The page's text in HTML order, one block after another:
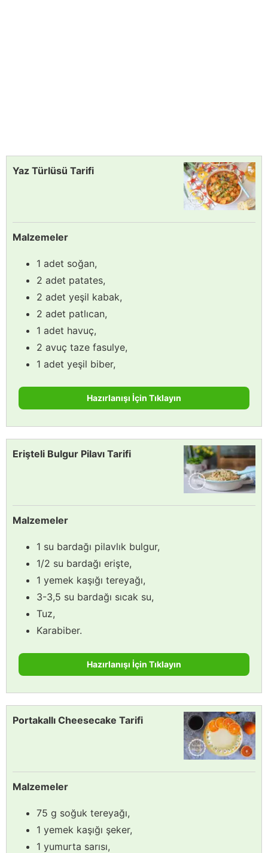
Yaz Türlüsü Tarifi
Malzemeler
1 adet soğan,
2 adet patates,
2 adet yeşil kabak,
2 adet patlıcan,
1 adet havuç,
2 avuç taze fasulye,
1 adet yeşil biber,
Hazırlanışı İçin Tıklayın
Erişteli Bulgur Pilavı Tarifi
Malzemeler
1 su bardağı pilavlık bulgur,
1/2 su bardağı erişte,
1 yemek kaşığı tereyağı,
3-3,5 su bardağı sıcak su,
Tuz,
Karabiber.
Hazırlanışı İçin Tıklayın
Portakallı Cheesecake Tarifi
Malzemeler
75 g soğuk tereyağı,
1 yemek kaşığı şeker,
1 yumurta sarısı,